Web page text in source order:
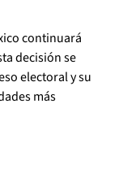
continuará
decisión se
electoral y su
más